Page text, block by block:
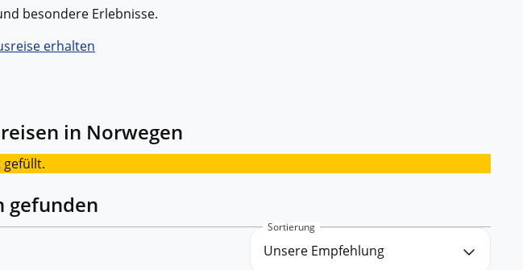
für spannende
an Land entdecken.
besondere Erlebnisse.
erhalten
in Norwegen
gefüllt.
gefunden
Sortierung